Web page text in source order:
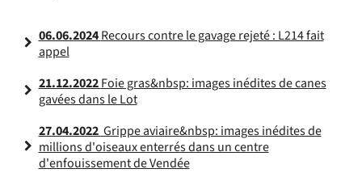
06.06.2024Recours contre le gavage rejeté : L214 fait
appel
21.12.2022Foie gras&nbsp: images inédites de canes
gavées dans le Lot
27.04.2022 Grippe aviaire&nbsp: images inédites de
millions d'oiseaux enterrés dans un centre
d'enfouissement de Vendée